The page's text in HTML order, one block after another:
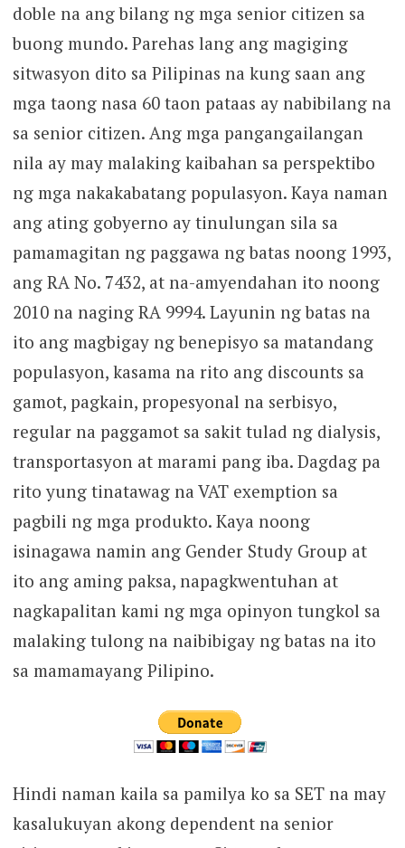
doble na ang bilang ng mga senior citizen sa
buong mundo. Parehas lang ang magiging
sitwasyon dito sa Pilipinas na kung saan ang
mga taong nasa 60 taon pataas ay nabibilang na
sa senior citizen. Ang mga pangangailangan
nila ay may malaking kaibahan sa perspektibo
ng mga nakakabatang populasyon. Kaya naman
ang ating gobyerno ay tinulungan sila sa
pamamagitan ng paggawa ng batas noong 1993,
ang RA No. 7432, at na-amyendahan ito noong
2010 na naging RA 9994. Layunin ng batas na
ito ang magbigay ng benepisyo sa matandang
populasyon, kasama na rito ang discounts sa
gamot, pagkain, propesyonal na serbisyo,
regular na paggamot sa sakit tulad ng dialysis,
transportasyon at marami pang iba. Dagdag pa
rito yung tinatawag na VAT exemption sa
pagbili ng mga produkto. Kaya noong
isinagawa namin ang Gender Study Group at
ito ang aming paksa, napagkwentuhan at
nagkapalitan kami ng mga opinyon tungkol sa
malaking tulong na naibibigay ng batas na ito
sa mamamayang Pilipino.
Hindi naman kaila sa pamilya ko sa SET na may
kasalukuyan akong dependent na senior